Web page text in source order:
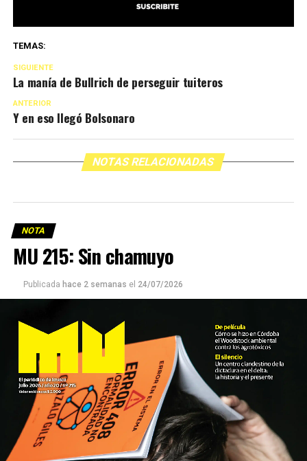
TEMAS:
SIGUIENTE
La manía de Bullrich de perseguir tuiteros
ANTERIOR
Y en eso llegó Bolsonaro
NOTAS RELACIONADAS
NOTA
MU 215: Sin chamuyo
Publicada hace 2 semanas el 24/07/2026